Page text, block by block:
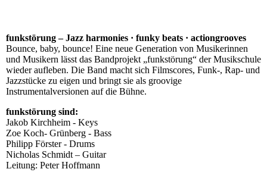
funkstörung – Jazz harmonies · funky beats · actiongrooves
Bounce, baby, bounce! Eine neue Generation von Musikerinnen
und Musikern lässt das Bandprojekt „funkstörung“ der Musikschule
wieder aufleben. Die Band macht sich Filmscores, Funk-, Rap- und
Jazzstücke zu eigen und bringt sie als groovige
Instrumentalversionen auf die Bühne.
funkstörung sind:
Jakob Kirchheim - Keys
Zoe Koch- Grünberg - Bass
Philipp Förster - Drums
Nicholas Schmidt – Guitar
Leitung: Peter Hoffmann